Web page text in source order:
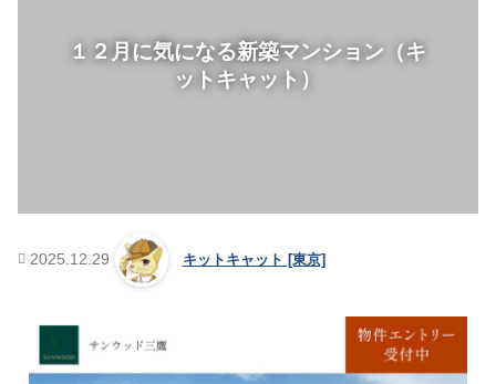
１２月に気になる新築マンション（キ
ットキャット）
2025.12.29 キットキャット [東京]